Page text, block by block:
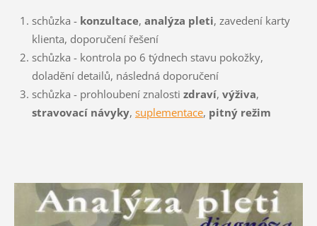
schůzka - konzultace, analýza pleti, zavedení karty
klienta, doporučení řešení
schůzka - kontrola po 6 týdnech stavu pokožky,
doladění detailů, následná doporučení
schůzka - prohloubení znalosti zdraví, výživa,
stravovací návyky, suplementace, pitný režim